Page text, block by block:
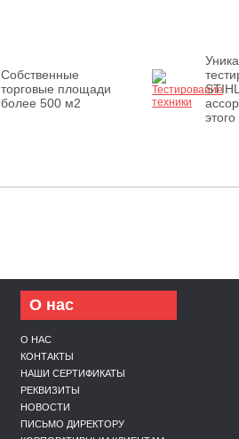
Собственные
торговые площади
более 500 м2
О нас
О НАС
КОНТАКТЫ
НАШИ СЕРТИФИКАТЫ
РЕКВИЗИТЫ
НОВОСТИ
ПИСЬМО ДИРЕКТОРУ